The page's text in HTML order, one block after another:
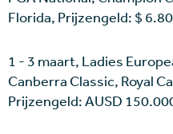
Florida, Prijzengeld: $
1 - 3 maart, Ladies
Canberra Classic, Royal
Prijzengeld: AUSD